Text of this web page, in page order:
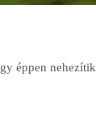
éppen nehezítik